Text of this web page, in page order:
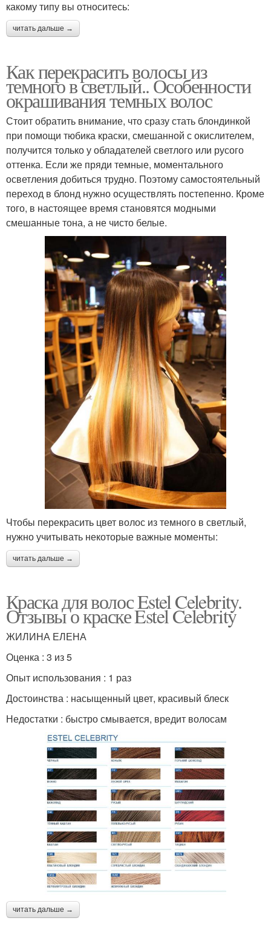
какому типу вы относитесь:
читать дальше →
Как перекрасить волосы из
темного в светлый.. Особенности
окрашивания темных волос
Стоит обратить внимание, что сразу стать блондинкой
при помощи тюбика краски, смешанной с окислителем,
получится только у обладателей светлого или русого
оттенка. Если же пряди темные, моментального
осветления добиться трудно. Поэтому самостоятельный
переход в блонд нужно осуществлять постепенно. Кроме
того, в настоящее время становятся модными
смешанные тона, а не чисто белые.
Чтобы перекрасить цвет волос из темного в светлый,
нужно учитывать некоторые важные моменты:
читать дальше →
Краска для волос Estel Celebrity.
Отзывы о краске Estel Celebrity
ЖИЛИНА ЕЛЕНА
Оценка : 3 из 5
Опыт использования : 1 раз
Достоинства : насыщенный цвет, красивый блеск
Недостатки : быстро смывается, вредит волосам
читать дальше →